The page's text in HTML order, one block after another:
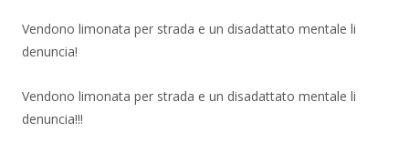
Vendono limonata per strada e un disadattato mentale li
denuncia!
Vendono limonata per strada e un disadattato mentale li
denuncia!!!